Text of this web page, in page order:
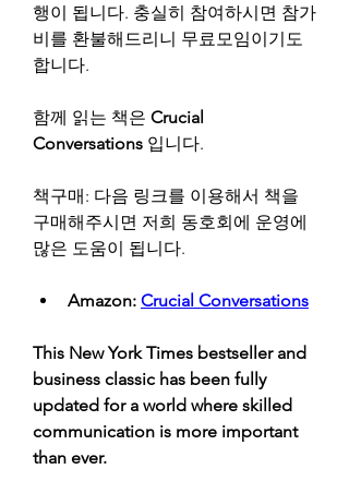
행이 됩니다. 충실히 참여하시면 참가
비를 환불해드리니 무료모임이기도
합니다.
함께 읽는 책은 Crucial
Conversations 입니다.
책구매: 다음 링크를 이용해서 책을
구매해주시면 저희 동호회에 운영에
많은 도움이 됩니다.
Amazon: Crucial Conversations
This New York Times bestseller and
business classic has been fully
updated for a world where skilled
communication is more important
than ever.